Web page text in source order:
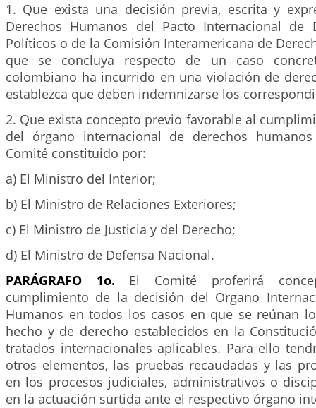
1. Que exista una decisión previa, escrita y
Derechos Humanos del Pacto Internacional de
Políticos o de la Comisión Interamericana de
que se concluya respecto de un caso
colombiano ha incurrido en una violación de
establezca que deben indemnizarse los
2. Que exista concepto previo favorable al
del órgano internacional de derechos
Comité constituido por:
a) El Ministro del Interior;
b) El Ministro de Relaciones Exteriores;
c) El Ministro de Justicia y del Derecho;
d) El Ministro de Defensa Nacional.
PARÁGRAFO 1o. El Comité proferirá
cumplimiento de la decisión del Organo
Humanos en todos los casos en que se reúnan
hecho y de derecho establecidos en la
tratados internacionales aplicables. Para ello
otros elementos, las pruebas recaudadas y las
en los procesos judiciales, administrativos o
en la actuación surtida ante el respectivo órgano